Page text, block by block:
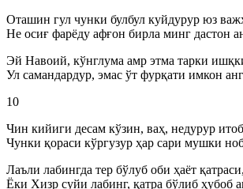
Оташин гул чунки булбул куйдурур юз
Не осиғ фарёду афғон бирла минг дастон
Эй Навоий, кўнглума амр этма тарки
Ул самандардур, эмас ўт фурқати имкон
10
Чин кийиги десам кўзин, ваҳ, недурур
Чунки қораси кўргузур ҳар сари мушки
Лаъли лабингда тер бўлуб оби ҳаёт қатраси,
Ёки Хизр суйи лабинг, қатра бўлиб ҳубоб